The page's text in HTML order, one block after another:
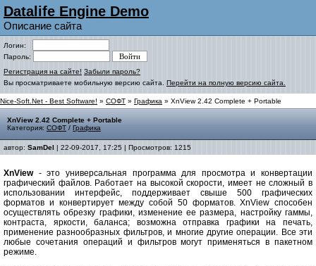
Datalife Engine Demo
Описание сайта
Логин:
Пароль:
Регистрация на сайте! Забыли пароль?
Вы просматриваете мобильную версию сайта. Перейти на полную версию сайта.
Nice-Soft.Net - Best Software! » СОФТ » Графика » XnView 2.42 Complete + Portable
XnView 2.42 Complete + Portable
Категория: СОФТ / Графика
автор: SamDel | 22-09-2017, 17:25 | Просмотров: 1215
XnView- это универсальная программа для просмотра и конвертации
графический файлов. Работает на высокой скорости, имеет не сложный в
использовании интерфейс, поддерживает свыше 500 графических
форматов и конвертирует между собой 50 форматов. XnView способен
осуществлять обрезку графики, изменение ее размера, настройку гаммы,
контраста, яркости, баланса; возможна отправка графики на печать,
применение разнообразных фильтров, и многие другие операции. Все эти
любые сочетания операций и фильтров могут применяться в пакетном
режиме.